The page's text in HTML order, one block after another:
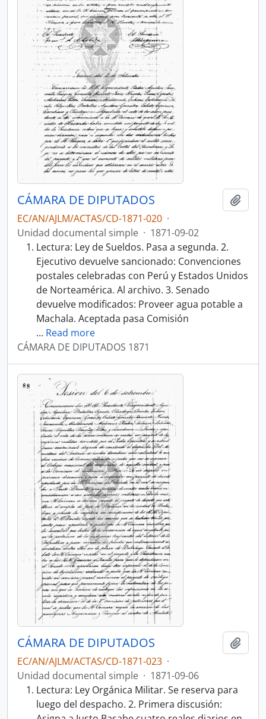
CÁMARA DE DIPUTADOS
EC/AN/AJLM/ACTAS/CD-1871-020 ·
Unidad documental simple · 1871-09-02
Lectura: Ley de Sueldos. Pasa a segunda. 2.
Ejecutivo devuelve sancionado: Convenciones
postales celebradas con Perú y Estados Unidos
de Norteamérica. Al archivo. 3. Senado
devuelve modificados: Proveer agua potable a
Machala. Aceptada pasa Comisión
… Read more
CÁMARA DE DIPUTADOS 1871
CÁMARA DE DIPUTADOS
EC/AN/AJLM/ACTAS/CD-1871-023 ·
Unidad documental simple · 1871-09-06
Lectura: Ley Orgánica Militar. Se reserva para
luego del despacho. 2. Primera discusión: